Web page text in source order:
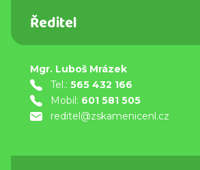
Ředitel
Mgr. Luboš Mrázek
Tel.: 565 432 166
Mobil: 601 581 505
reditel@zskamenicenl.cz